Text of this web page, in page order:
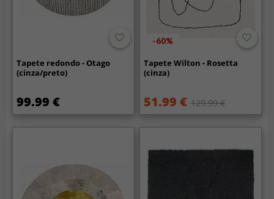
Tapete redondo - Otago
(cinza/preto)
99.99 €
-60%
Tapete Wilton - Rosetta
(cinza)
51.99 € 129.99 €